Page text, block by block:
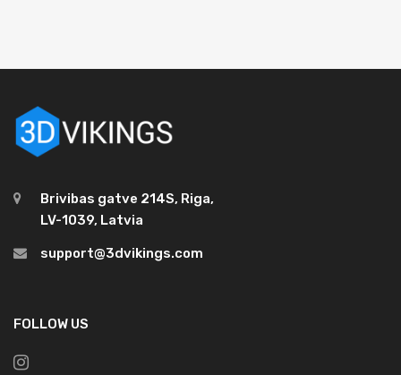
Brivibas gatve 214S, Riga,
LV-1039, Latvia
support@3dvikings.com
FOLLOW US